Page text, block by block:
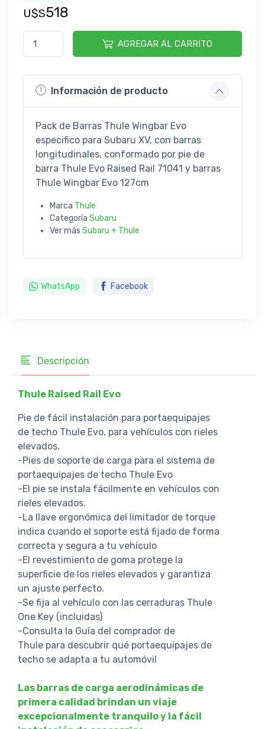
U$S518
AGREGAR AL CARRITO
Información de producto
Pack de Barras Thule Wingbar Evo
especifico para Subaru XV, con barras
longitudinales, conformado por pie de
barra Thule Evo Raised Rail 71041 y barras
Thule Wingbar Evo 127cm
Marca Thule
Categoría Subaru
Ver más Subaru + Thule
WhatsApp Facebook
Descripción
Thule Raised Rail Evo
Pie de fácil instalación para portaequipajes
de techo Thule Evo, para vehículos con rieles
elevados.
-Pies de soporte de carga para el sistema de
portaequipajes de techo Thule Evo
-El pie se instala fácilmente en vehículos con
rieles elevados.
-La llave ergonómica del limitador de torque
indica cuando el soporte está fijado de forma
correcta y segura a tu vehículo
-El revestimiento de goma protege la
superficie de los rieles elevados y garantiza
un ajuste perfecto.
-Se fija al vehículo con las cerraduras Thule
One Key (incluidas)
-Consulta la Guía del comprador de
Thule para descubrir qué portaequipajes de
techo se adapta a tu automóvil
Las barras de carga aerodinámicas de
primera calidad brindan un viaje
excepcionalmente tranquilo y la fácil